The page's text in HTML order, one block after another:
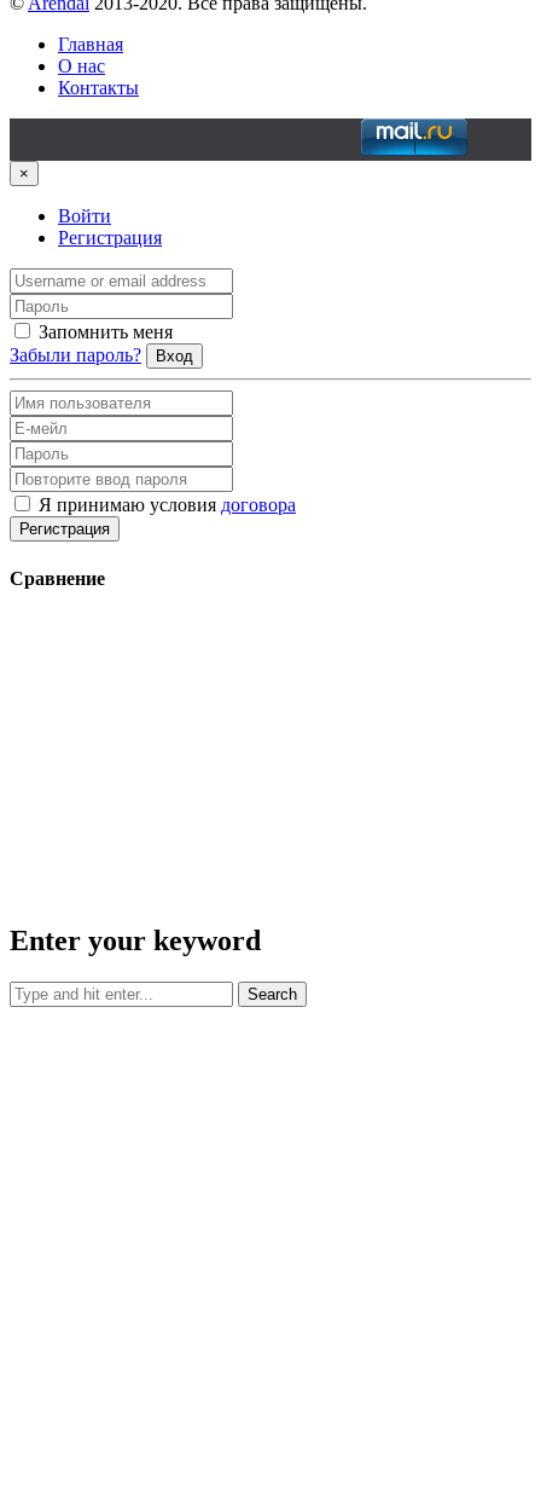
Главная
О нас
Контакты
×
Войти
Регистрация
Запомнить меня
Забыли пароль?
Вход
Я принимаю условия договора
Регистрация
Сравнение
Enter your keyword
Search